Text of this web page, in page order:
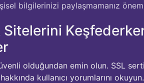
bilgilerinizi paylaşmamanız
olduğundan emin olun. SSL
kullanıcı yorumlarını okuyun.